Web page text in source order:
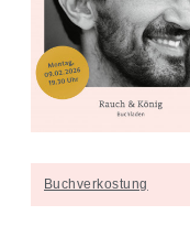
Buchverkostung
Buchverkostung